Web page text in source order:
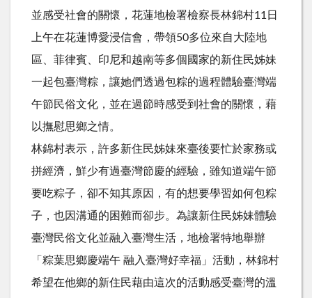
並感受社會的關懷，花蓮地檢署檢察長林錦村11日
上午在花蓮博愛浸信會，帶領50多位來自大陸地
區、菲律賓、印尼和越南等多個國家的新住民姊妹
一起包臺灣粽，讓她們透過包粽的過程體驗臺灣端
午節民俗文化，並在過節時感受到社會的關懷，藉
以撫慰思鄉之情。
林錦村表示，許多新住民姊妹來臺後要忙於家務或
拼經濟，鮮少有過臺灣節慶的經驗，雖知道端午節
要吃粽子，卻不知其原因，有的想要學習如何包粽
子，也因溝通的困難而卻步。為讓新住民姊妹體驗
臺灣民俗文化並融入臺灣生活，地檢署特地舉辦
「粽葉思鄉慶端午 融入臺灣好幸福」活動，林錦村
希望在他鄉的新住民藉由這次的活動感受臺灣的溫